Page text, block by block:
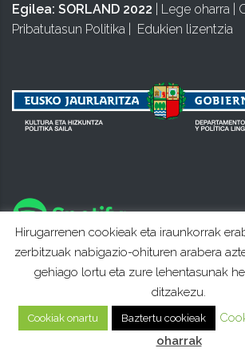
Egilea: SORLAND 2022 Lege oharra
Pribatutasun Politika
Edukien lizentzia
Hirugarrenen cookieak eta iraunkorrak
zerbitzuak nabigazio-ohituren arabera
gehiago lortu eta zure lehentasunak
ditzakezu.
Cookiak onartu Baztertu cookieak
oharrak